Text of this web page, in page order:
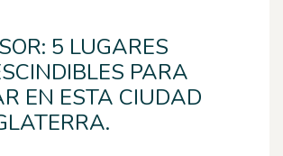
5 LUGARES
PARA
EN ESTA CIUDAD